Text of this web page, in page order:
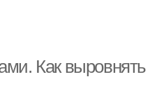
Как выровнять